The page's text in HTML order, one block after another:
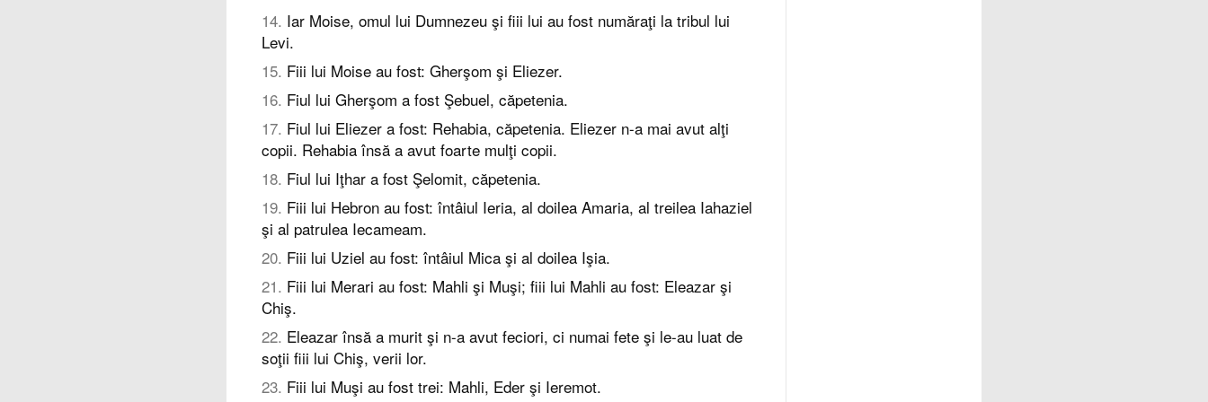
14. Iar Moise, omul lui Dumnezeu şi fiii lui au fost număraţi la tribul lui
Levi.
15. Fiii lui Moise au fost: Gherşom şi Eliezer.
16. Fiul lui Gherşom a fost Şebuel, căpetenia.
17. Fiul lui Eliezer a fost: Rehabia, căpetenia. Eliezer n-a mai avut alţi
copii. Rehabia însă a avut foarte mulţi copii.
18. Fiul lui Iţhar a fost Şelomit, căpetenia.
19. Fiii lui Hebron au fost: întâiul Ieria, al doilea Amaria, al treilea Iahaziel
şi al patrulea Iecameam.
20. Fiii lui Uziel au fost: întâiul Mica şi al doilea Işia.
21. Fiii lui Merari au fost: Mahli şi Muşi; fiii lui Mahli au fost: Eleazar şi
Chiş.
22. Eleazar însă a murit şi n-a avut feciori, ci numai fete şi le-au luat de
soţii fiii lui Chiş, verii lor.
23. Fiii lui Muşi au fost trei: Mahli, Eder şi Ieremot.